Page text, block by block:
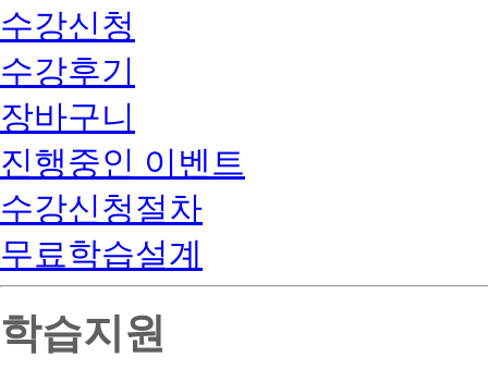
수강신청
수강후기
장바구니
진행중인 이벤트
수강신청절차
무료학습설계
학습지원